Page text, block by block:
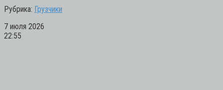
Рубрика: Грузчики
7 июля 2026
22:55